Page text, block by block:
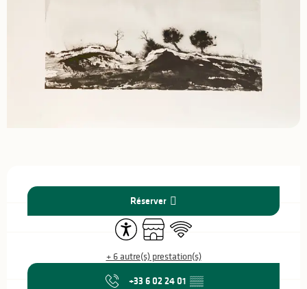
Réserver
Accessibilité
Boutique
WiFi
+ 6 autre(s) prestation(s)
+33 6 02 24 01 ▒▒